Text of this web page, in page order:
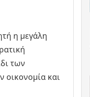
η μεγάλη
των
οικονομία και